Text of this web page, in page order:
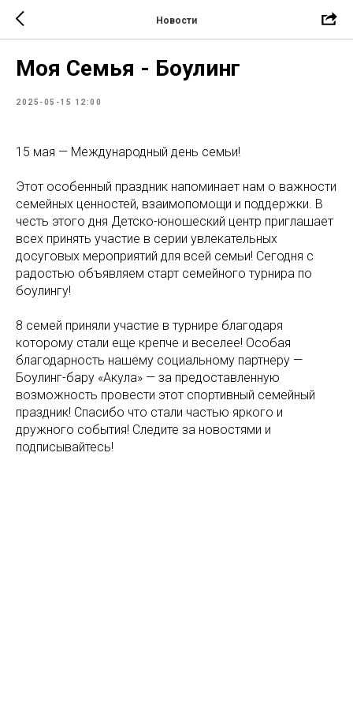
Новости
Моя Семья - Боулинг
2025-05-15 12:00
15 мая — Международный день семьи!
Этот особенный праздник напоминает нам о важности
семейных ценностей, взаимопомощи и поддержки. В
честь этого дня Детско-юношеский центр приглашает
всех принять участие в серии увлекательных
досуговых мероприятий для всей семьи! Сегодня с
радостью объявляем старт семейного турнира по
боулингу!
8 семей приняли участие в турнире благодаря
которому стали еще крепче и веселее! Особая
благодарность нашему социальному партнеру —
Боулинг-бару «Акула» — за предоставленную
возможность провести этот спортивный семейный
праздник! Спасибо что стали частью яркого и
дружного события! Следите за новостями и
подписывайтесь!